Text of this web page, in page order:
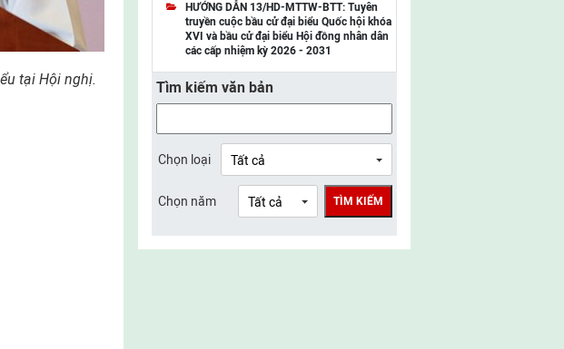
tại Hội nghị.
UBMTTQ Việt Nam tỉnh Sơn La
UBMTTQ Việt Nam tỉnh Thanh Hóa
UBMTTQ Việt Nam tỉnh Nghệ An
UBMTTQ Việt Nam tỉnh Lào Cai
UBMTTQ Việt Nam tỉnh Thái Nguyên
HƯỚNG DẪN 13/HD-MTTW-BTT: Tuyên
truyền cuộc bầu cử đại biểu Quốc hội khóa
XVI và bầu cử đại biểu Hội đồng nhân dân
các cấp nhiệm kỳ 2026 - 2031
Tìm kiếm văn bản
Chọn loại
Chọn năm TÌM KIẾM